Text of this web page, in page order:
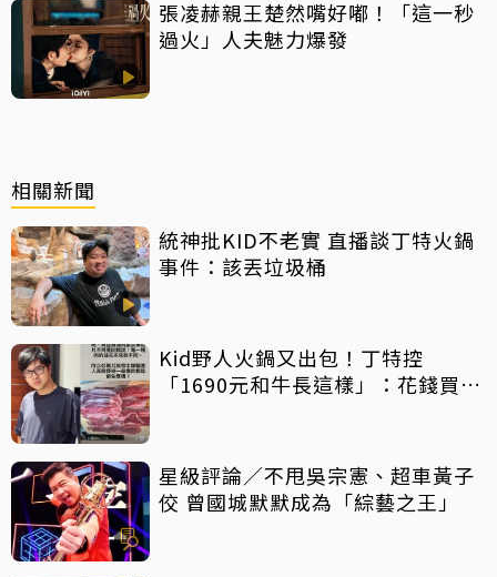
張凌赫親王楚然嘴好嘟！「這一秒
過火」人夫魅力爆發
相關新聞
統神批KID不老實 直播談丁特火鍋
事件：該丟垃圾桶
Kid野人火鍋又出包！丁特控
「1690元和牛長這樣」：花錢買罪
星級評論／不甩吳宗憲、超車黃子
佼 曾國城默默成為「綜藝之王」